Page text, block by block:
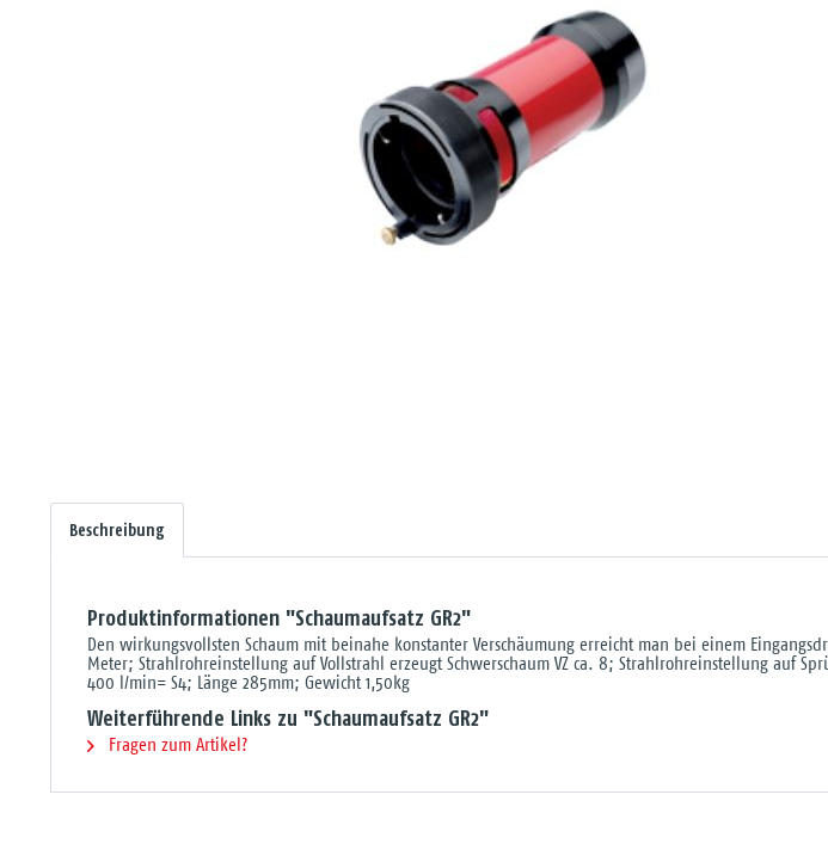
Beschreibung
Produktinformationen "Schaumaufsatz GR2"
Den wirkungsvollsten Schaum mit beinahe konstanter Verschäumung erreicht man bei einem
Meter; Strahlrohreinstellung auf Vollstrahl erzeugt Schwerschaum VZ ca. 8; Strahlrohreinstellung auf
400 l/min= S4; Länge 285mm; Gewicht 1,50kg
Weiterführende Links zu "Schaumaufsatz GR2"
Fragen zum Artikel?